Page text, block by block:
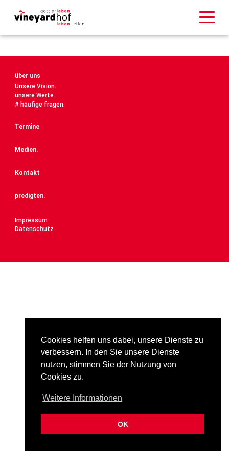
Cookies helfen uns dabei, unsere Dienste zu
verbessern. In den Sie unsere Dienste
nutzen, stimmen Sie der Nutzung von
Cookies zu.
Weitere Informationen
OK
über uns
Unsere Vision.
unsere Werte.
# häufige fragen.
Termine
Medien.
Kontakt
predigten.
Impressum
Datenschutz